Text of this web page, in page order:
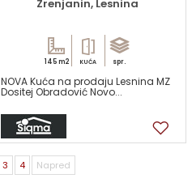
Zrenjanin, Lesnina
145 m2 KUĆA spr.
NOVA Kuća na prodaju Lesnina MZ
Dositej Obradović Novo...
3 4 Napred